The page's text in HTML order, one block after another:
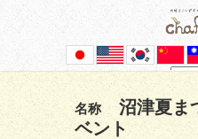
名称
沼津夏ま
ベント